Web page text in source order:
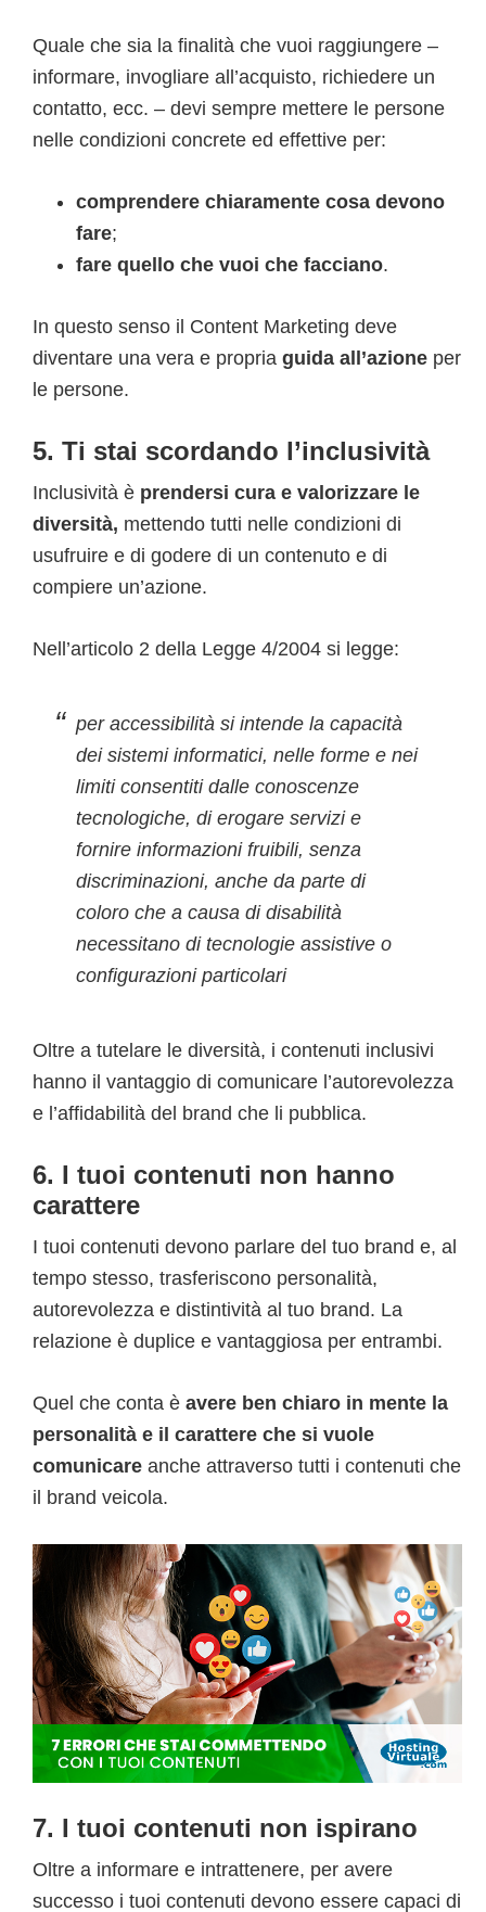
Quale che sia la finalità che vuoi raggiungere –
informare, invogliare all’acquisto, richiedere un
contatto, ecc. – devi sempre mettere le persone
nelle condizioni concrete ed effettive per:
comprendere chiaramente cosa devono
fare;
fare quello che vuoi che facciano.
In questo senso il Content Marketing deve
diventare una vera e propria guida all’azione per
le persone.
5. Ti stai scordando l’inclusività
Inclusività è prendersi cura e valorizzare le
diversità, mettendo tutti nelle condizioni di
usufruire e di godere di un contenuto e di
compiere un’azione.
Nell’articolo 2 della Legge 4/2004 si legge:
per accessibilità si intende la capacità
dei sistemi informatici, nelle forme e nei
limiti consentiti dalle conoscenze
tecnologiche, di erogare servizi e
fornire informazioni fruibili, senza
discriminazioni, anche da parte di
coloro che a causa di disabilità
necessitano di tecnologie assistive o
configurazioni particolari
Oltre a tutelare le diversità, i contenuti inclusivi
hanno il vantaggio di comunicare l’autorevolezza
e l’affidabilità del brand che li pubblica.
6. I tuoi contenuti non hanno
carattere
I tuoi contenuti devono parlare del tuo brand e, al
tempo stesso, trasferiscono personalità,
autorevolezza e distintività al tuo brand. La
relazione è duplice e vantaggiosa per entrambi.
Quel che conta è avere ben chiaro in mente la
personalità e il carattere che si vuole
comunicare anche attraverso tutti i contenuti che
il brand veicola.
7. I tuoi contenuti non ispirano
Oltre a informare e intrattenere, per avere
successo i tuoi contenuti devono essere capaci di